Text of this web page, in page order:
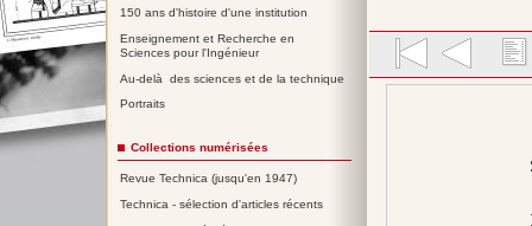
150 ans d'histoire d'une institution
Enseignement et Recherche en
Sciences pour l'Ingénieur
Au-delà des sciences et de la technique
Portraits
Collections numérisées
Revue Technica (jusqu'en 1947)
Technica - sélection d'articles récents